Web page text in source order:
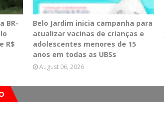
BR-
R$
Belo Jardim inicia campanha para
atualizar vacinas de crianças e
adolescentes menores de 15
anos em todas as UBSs
August 06, 2026